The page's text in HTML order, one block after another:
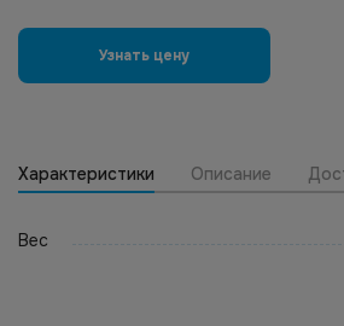
Узнать цену
Характеристики Описание
Вес